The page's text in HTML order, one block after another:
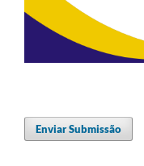
Enviar Submissão